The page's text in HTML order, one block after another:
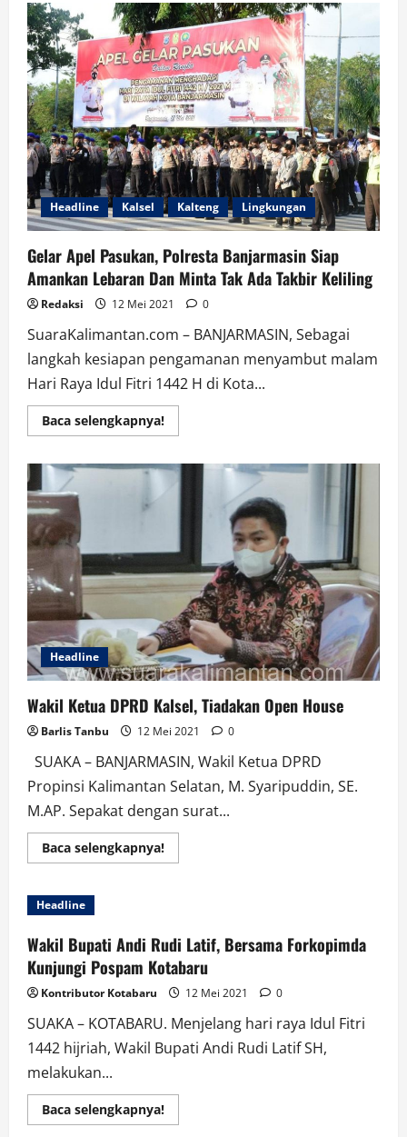
Lebaran
Idul
Fitri
Dan
Perayaan
Isa
Al
Masih
”
Prajurit
Kodim
Martapura
On
Call
Disiagakan
Headline Kalsel Kalteng Lingkungan
Gelar Apel Pasukan, Polresta Banjarmasin Siap
Amankan Lebaran Dan Minta Tak Ada Takbir Keliling
Redaksi 12 Mei 2021 0
SuaraKalimantan.com – BANJARMASIN, Sebagai
langkah kesiapan pengamanan menyambut malam
Hari Raya Idul Fitri 1442 H di Kota...
Baca selengkapnya!Read
more
Apel
Pasukan,
Polresta
Banjarmasin
Amankan
Lebaran
Minta
Tak
Ada
Takbir
Keliling
Headline
Wakil Ketua DPRD Kalsel, Tiadakan Open House
Barlis Tanbu 12 Mei 2021 0
SUAKA – BANJARMASIN, Wakil Ketua DPRD
Propinsi Kalimantan Selatan, M. Syaripuddin, SE.
M.AP. Sepakat dengan surat...
Baca selengkapnya!Read
more
Tiadakan
Open
House
Headline
Wakil Bupati Andi Rudi Latif, Bersama Forkopimda
Kunjungi Pospam Kotabaru
Kontributor Kotabaru 12 Mei 2021 0
SUAKA – KOTABARU. Menjelang hari raya Idul Fitri
1442 hijriah, Wakil Bupati Andi Rudi Latif SH,
melakukan...
Baca selengkapnya!Read
more